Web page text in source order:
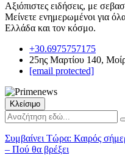
Αξιόπιστες ειδήσεις, με
Μείνετε ενημερωμένοι για
Ελλάδα και τον κόσμο.
+30.6975757175
25ης Μαρτίου 140,
[email protected]
Κλείσιμο
Συμβαίνει Τώρα: Καιρός
– Πού θα βρέξει